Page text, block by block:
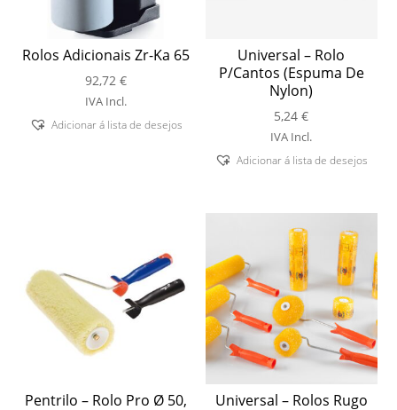
Rolos Adicionais Zr-Ka 65
92,72 €
IVA Incl.
Adicionar á lista de desejos
Universal – Rolo
P/Cantos (Espuma De
Nylon)
5,24€
IVA Incl.
Adicionar á lista de desejos
Pentrilo – Rolo Pro Ø 50,
Universal – Rolos Rugo